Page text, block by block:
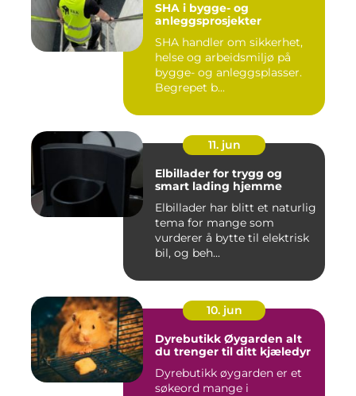
SHA i bygge- og
anleggsprosjekter
SHA handler om sikkerhet,
helse og arbeidsmiljø på
bygge- og anleggsplasser.
Begrepet b...
11. jun
Elbillader for trygg og
smart lading hjemme
Elbillader har blitt et naturlig
tema for mange som
vurderer å bytte til elektrisk
bil, og beh...
10. jun
Dyrebutikk Øygarden alt
du trenger til ditt kjæledyr
Dyrebutikk øygarden er et
søkeord mange i